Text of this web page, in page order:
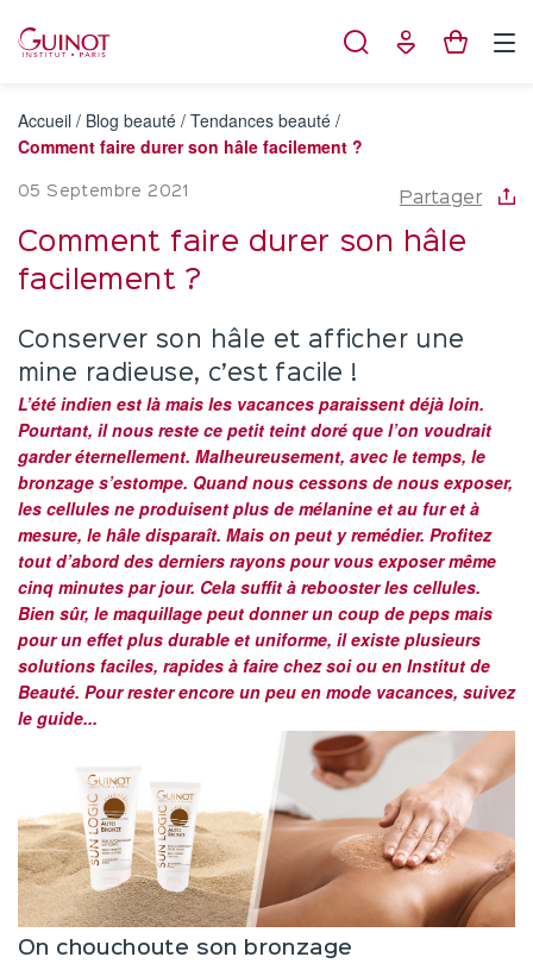
Accueil / Blog beauté / Tendances beauté /
Comment faire durer son hâle facilement ?
05 Septembre 2021 Partager
Comment faire durer son hâle
facilement ?
Conserver son hâle et afficher une
mine radieuse, c’est facile !
L’été indien est là mais les vacances paraissent déjà loin.
Pourtant, il nous reste ce petit teint doré que l’on voudrait
garder éternellement. Malheureusement, avec le temps, le
bronzage s’estompe. Quand nous cessons de nous exposer,
les cellules ne produisent plus de mélanine et au fur et à
mesure, le hâle disparaît. Mais on peut y remédier. Profitez
tout d’abord des derniers rayons pour vous exposer même
cinq minutes par jour. Cela suffit à rebooster les cellules.
Bien sûr, le maquillage peut donner un coup de peps mais
pour un effet plus durable et uniforme, il existe plusieurs
solutions faciles, rapides à faire chez soi ou en Institut de
Beauté. Pour rester encore un peu en mode vacances, suivez
le guide...
On chouchoute son bronzage